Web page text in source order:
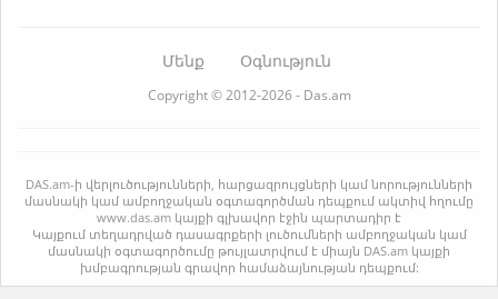
Մենք Օգնություն
Copyright © 2012-2026 - Das.am
DAS.am-ի վերլուծությունների, հարցազրույցների կամ նորությունների
մասնակի կամ ամբողջական օգտագործման դեպքում ակտիվ հղումը
www.das.am կայքի գլխավոր էջին պարտադիր է
Կայքում տեղադրված դասագրքերի լուծումների ամբողջական կամ
մասնակի օգտագործումը թույլատրվում է միայն DAS.am կայքի
խմբագրության գրավոր համաձայնության դեպքում: